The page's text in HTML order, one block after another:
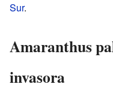
Sur.
Amaranthus
invasora